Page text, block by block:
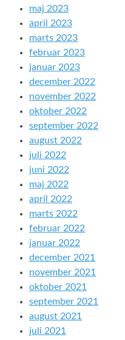
maj 2023
april 2023
marts 2023
februar 2023
januar 2023
december 2022
november 2022
oktober 2022
september 2022
august 2022
juli 2022
juni 2022
maj 2022
april 2022
marts 2022
februar 2022
januar 2022
december 2021
november 2021
oktober 2021
september 2021
august 2021
juli 2021